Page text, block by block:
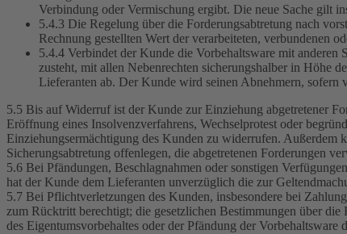
Verbindung oder Vermischung ergibt. Die neue Sache gilt
5.4.3 Die Regelung über die Forderungsabtretung nach
Rechnung gestellten Wert der verarbeiteten, verbundenen
5.4.4 Verbindet der Kunde die Vorbehaltsware mit anderen
zusteht, mit allen Nebenrechten sicherungshalber in Höhe
Lieferanten ab. Der Kunde wird seinen Abnehmern,
5.5 Bis auf Widerruf ist der Kunde zur Einziehung abgetretener
Eröffnung eines Insolvenzverfahrens, Wechselprotest oder
Einziehungsermächtigung des Kunden zu widerrufen.
Sicherungsabtretung offenlegen, die abgetretenen Forderungen
5.6 Bei Pfändungen, Beschlagnahmen oder sonstigen
hat der Kunde dem Lieferanten unverzüglich die zur
5.7 Bei Pflichtverletzungen des Kunden, insbesondere bei
zum Rücktritt berechtigt; die gesetzlichen Bestimmungen über
des Eigentumsvorbehaltes oder der Pfändung der